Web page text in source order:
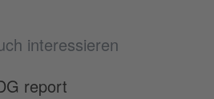
interessieren
report